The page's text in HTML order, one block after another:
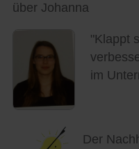
über Johanna
"Klappt
im
Der